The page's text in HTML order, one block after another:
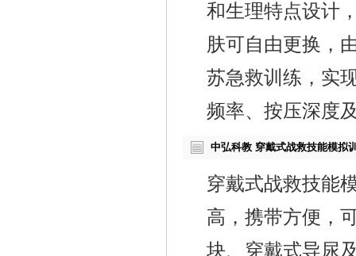
和生理特点设计
肤可自由更换，
苏急救训练，实
频率、按压深度
中弘科教 穿戴式战救技能模拟
穿戴式战救技能
高，携带方便，
块、穿戴式导尿